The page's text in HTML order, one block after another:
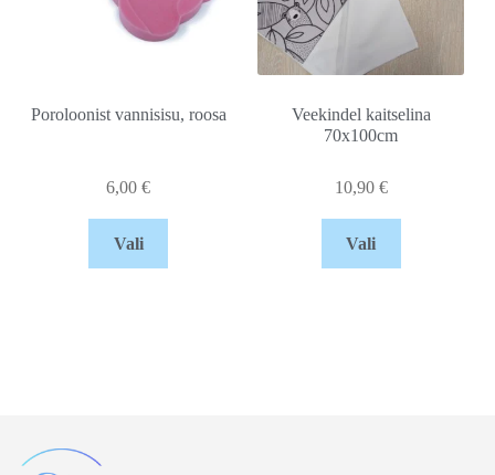
Poroloonist vannisisu, roosa
6,00€
Vali
Veekindel kaitselina
70x100cm
10,90 €
Vali